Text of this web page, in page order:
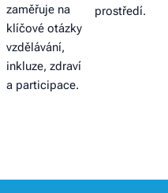
zaměřuje na
klíčové otázky
vzdělávání,
inkluze, zdraví
a participace.
prostředí.